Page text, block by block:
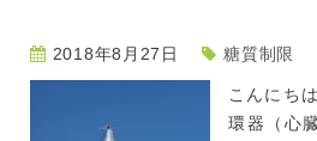
2018年8月27日 糖質制限
こんにち
環器（心